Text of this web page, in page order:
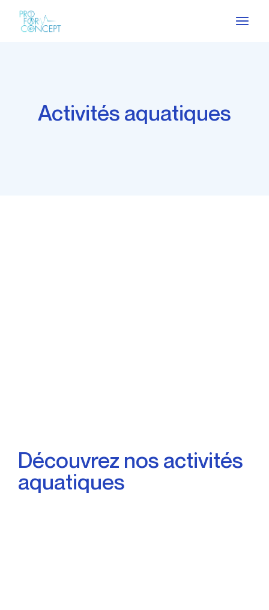
Activités aquatiques
Découvrez nos activités
aquatiques